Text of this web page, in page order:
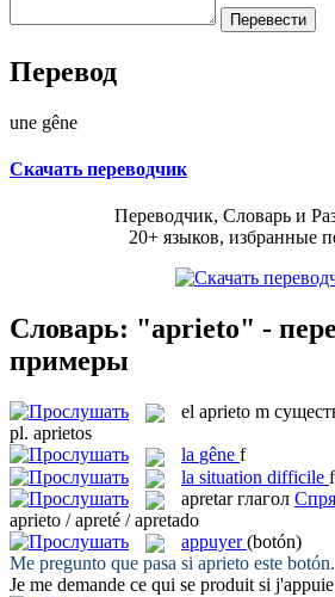
Перевод
une gêne
Скачать переводчик
Переводчик, Словарь и
20+ языков, избранные
Словарь: "aprieto" -
примеры
el aprieto m
pl. aprietos
la gêne f
la situation difficile f
apretar глагол
aprieto / apreté / apretado
appuyer (botón)
Me pregunto que pasa si aprieto este botón.
Je me demande ce qui se produit si j'appuie